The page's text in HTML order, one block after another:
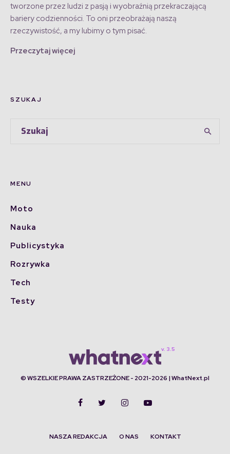
tworzone przez ludzi z pasją i wyobraźnią przekraczającą
bariery codzienności. To oni przeobrażają naszą
rzeczywistość, a my lubimy o tym pisać.
Przeczytaj więcej
SZUKAJ
MENU
Moto
Nauka
Publicystyka
Rozrywka
Tech
Testy
© WSZELKIE PRAWA ZASTRZEŻONE - 2021-2026 | WhatNext.pl
NASZA REDAKCJA O NAS KONTAKT